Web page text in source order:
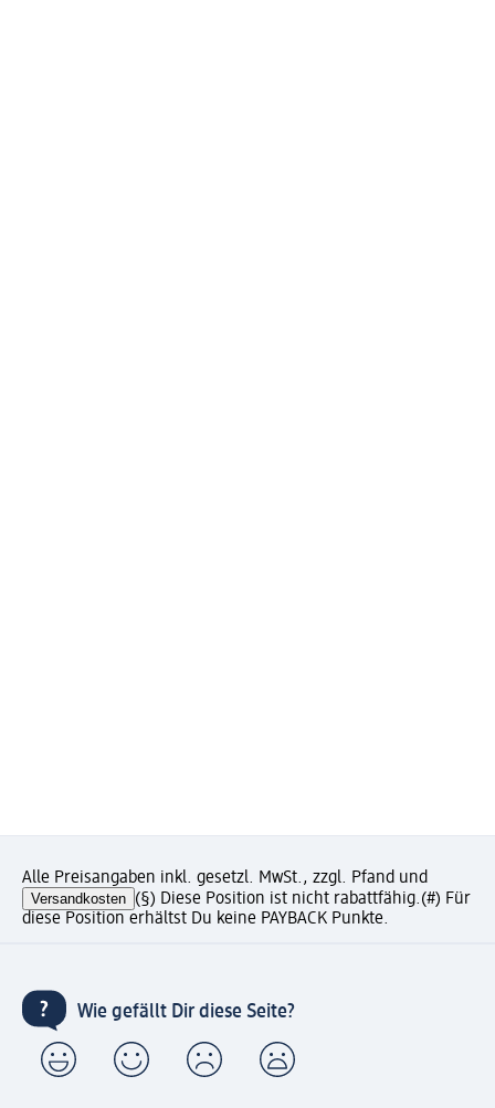
Alle Preisangaben inkl. gesetzl. MwSt., zzgl. Pfand und
Versandkosten (§) Diese Position ist nicht rabattfähig.(#) Für
diese Position erhältst Du keine PAYBACK Punkte.
Wie gefällt Dir diese Seite?